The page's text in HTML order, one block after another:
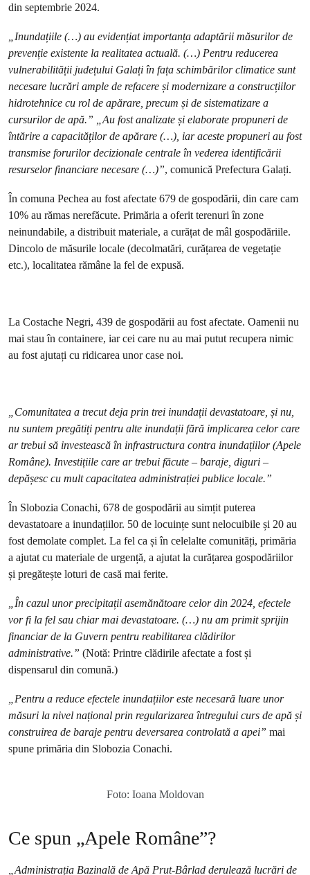
din septembrie 2024.
„Inundațiile (…) au evidențiat importanța adaptării măsurilor de
prevenție existente la realitatea actuală. (…) Pentru reducerea
vulnerabilității județului Galați în fața schimbărilor climatice sunt
necesare lucrări ample de refacere și modernizare a construcțiilor
hidrotehnice cu rol de apărare, precum și de sistematizare a
cursurilor de apă.” „Au fost analizate și elaborate propuneri de
întărire a capacităților de apărare (…), iar aceste propuneri au fost
transmise forurilor decizionale centrale în vederea identificării
resurselor financiare necesare (…)”, comunică Prefectura Galați.
În comuna Pechea au fost afectate 679 de gospodării, din care cam
10% au rămas nerefăcute. Primăria a oferit terenuri în zone
neinundabile, a distribuit materiale, a curățat de mâl gospodăriile.
Dincolo de măsurile locale (decolmatări, curățarea de vegetație
etc.), localitatea rămâne la fel de expusă.
La Costache Negri, 439 de gospodării au fost afectate. Oamenii nu
mai stau în containere, iar cei care nu au mai putut recupera nimic
au fost ajutați cu ridicarea unor case noi.
„Comunitatea a trecut deja prin trei inundații devastatoare, și nu,
nu suntem pregătiți pentru alte inundații fără implicarea celor care
ar trebui să investească în infrastructura contra inundațiilor (Apele
Române). Investițiile care ar trebui făcute – baraje, diguri –
depășesc cu mult capacitatea administrației publice locale.”
În Slobozia Conachi, 678 de gospodării au simțit puterea
devastatoare a inundațiilor. 50 de locuințe sunt nelocuibile și 20 au
fost demolate complet. La fel ca și în celelalte comunități, primăria
a ajutat cu materiale de urgență, a ajutat la curățarea gospodăriilor
și pregătește loturi de casă mai ferite.
„În cazul unor precipitații asemănătoare celor din 2024, efectele
vor fi la fel sau chiar mai devastatoare. (…) nu am primit sprijin
financiar de la Guvern pentru reabilitarea clădirilor
administrative.” (Notă: Printre clădirile afectate a fost și
dispensarul din comună.)
„Pentru a reduce efectele inundațiilor este necesară luare unor
măsuri la nivel național prin regularizarea întregului curs de apă și
construirea de baraje pentru deversarea controlată a apei” mai
spune primăria din Slobozia Conachi.
Foto: Ioana Moldovan
Ce spun „Apele Române”?
„Administrația Bazinală de Apă Prut-Bârlad derulează lucrări de